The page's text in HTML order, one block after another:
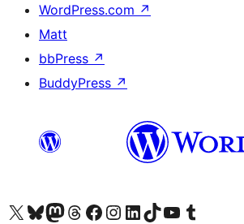
WordPress.com ↗
Matt
bbPress ↗
BuddyPress ↗
Наведайце наш акаўнт у X (былы Twitter)
Visit our Bluesky account
Visit our Mastodon account
Visit our Threads account
Наведаеце нашу старонку на Facebook
Наведайце наш Instagram
Наведайце нашу старонку ў LinkedIn
Visit our TikTok account
Наведайце наш YouTube каналVisit our Tumblr account